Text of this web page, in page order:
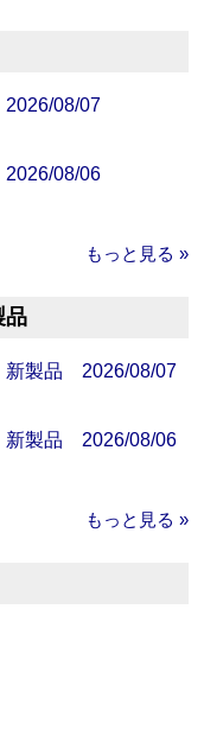
08/07
08/06
もっと見る »
品
新製品 2026/08/07
新製品 2026/08/06
もっと見る »